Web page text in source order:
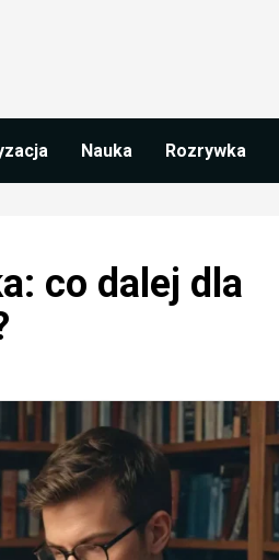
Nauka Rozrywka
co dalej dla